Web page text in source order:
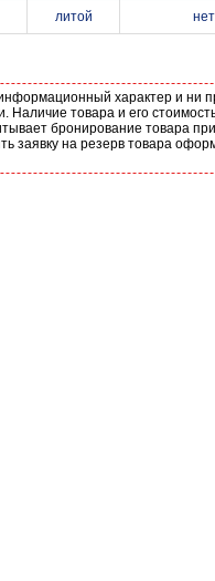
литой
характер и ни
товара и его
бронирование товара
на резерв товара